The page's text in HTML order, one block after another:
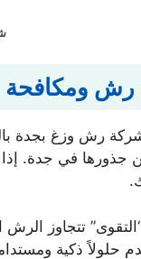
ومكافحة
رش وزغ بجدة
جذورها في جدة.
تتجاوز
حلولاً ذكية